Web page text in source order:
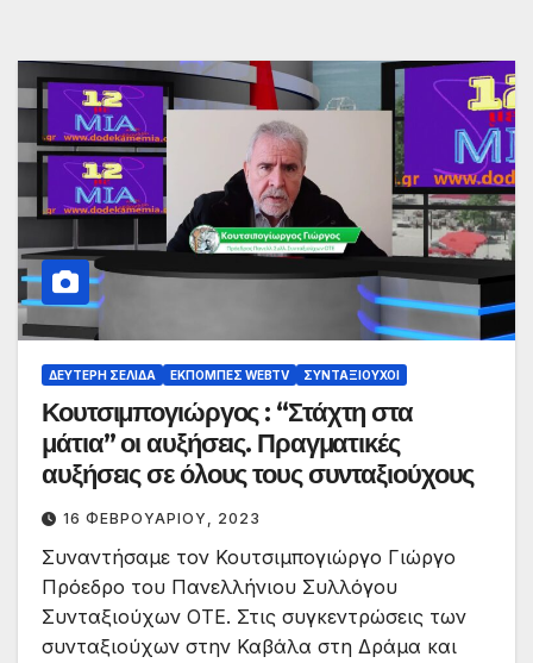
ΔΕΎΤΕΡΗ ΣΕΛΊΔΑ ΕΚΠΟΜΠΈΣ WEBTV ΣΥΝΤΑΞΙΟΎΧΟΙ
Κουτσιμπογιώργος : “Στάχτη στα
μάτια” οι αυξήσεις. Πραγματικές
αυξήσεις σε όλους τους συνταξιούχους
16 ΦΕΒΡΟΥΑΡΊΟΥ, 2023
Συναντήσαμε τον Κουτσιμπογιώργο Γιώργο
Πρόεδρο του Πανελλήνιου Συλλόγου
Συνταξιούχων ΟΤΕ. Στις συγκεντρώσεις των
συνταξιούχων στην Καβάλα στη Δράμα και